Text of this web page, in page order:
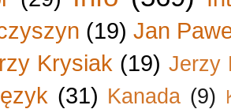
(19) Jan
Krysiak (19) Jerzy
(31) Kanada (9)